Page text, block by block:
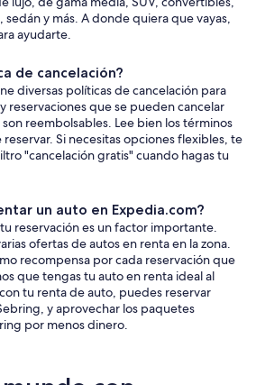
y más. A donde quiera que vayas,
ayudarte.
de cancelación?
diversas políticas de cancelación para
reservaciones que se pueden cancelar
reembolsables. Lee bien los términos
Si necesitas opciones flexibles, te
"cancelación gratis" cuando hagas tu
un auto en Expedia.com?
reservación es un factor importante.
ofertas de autos en renta en la zona.
recompensa por cada reservación que
que tengas tu auto en renta ideal al
tu renta de auto, puedes reservar
y aprovechar los paquetes
por menos dinero.